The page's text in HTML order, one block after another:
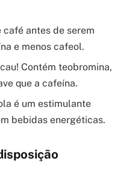
café antes de serem
e menos cafeol.
Contém teobromina,
que a cafeína.
é um estimulante
bebidas energéticas.